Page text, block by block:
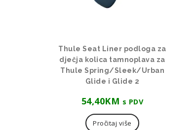
Thule Seat Liner podloga za
dječja kolica tamnoplava za
Thule Spring/Sleek/Urban
Glide i Glide 2
54,40KM s PDV
Pročitaj više